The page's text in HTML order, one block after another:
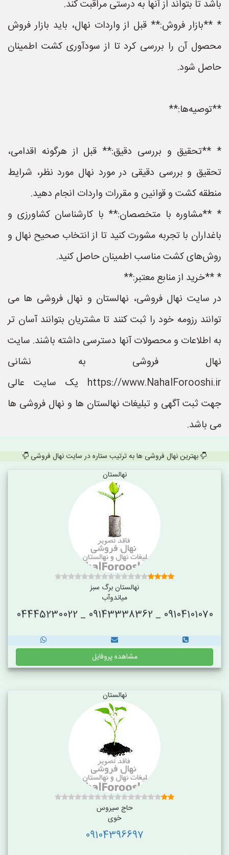
باشد تا بتواند از آنها به درستی مراقبت کند.
* **بازار فروش:** قبل از واردات نهال، باید بازار فروش
محصول آن را بررسی کرد تا از سودآوری کشت اطمینان
حاصل شود.
**توصیه‌ها:**
* **تحقیق و بررسی دقیق:** قبل از هرگونه اقدامی،
تحقیق و بررسی دقیقی در مورد نهال مورد نظر، شرایط
منطقه کشت و قوانین و مقررات واردات انجام دهید.
* **مشاوره با متخصصان:** با کارشناسان کشاورزی و
باغداران با تجربه مشورت کنید تا از انتخاب صحیح نهال و
روش‌های کشت مناسب اطمینان حاصل کنید.
* **خرید از منابع معتبر:**
در سایت نهال فروشی، نهالستان و نهال فروشی ها می
توانند رزومه خود را ثبت کنند تا مشتریان بتوانند آسان تر
به اطلاعات و محصولات آنها دسترسی داشته باشند. سایت
نهال فروشی به نشانی
https://www.NahalForooshi.ir یک سایت عالی
جهت ثبت آگهی و تبلیغات نهالستان ها و نهال فروشی ها
می باشد.
بهترین نهال فروشی ها به ترتیب ستاره در سایت نهال فروشی
نهالستان
نهالستان برگ سبز
میاندوآب
09104101070 _ 09143338362 _ 04445230022
مشاهده پروفایل
نهالستان
حاج سیروس
خوی
09104396697